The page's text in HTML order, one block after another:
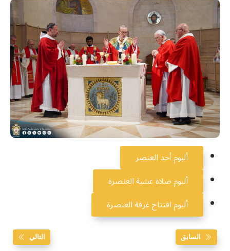
ألبوم أحد العنصر
ألبوم صلاة عشية العنصرة
ألبوم افتتاح غرفة العنصرة
السابق التالي